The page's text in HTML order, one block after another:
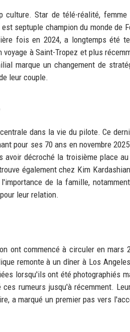
culture. Star de télé-réalité,
septuple champion du monde de
fois en 2024, a longtemps été
à Saint-Tropez et plus
marque un changement de
leur couple.
dans la vie du pilote. Ce
pour ses 70 ans en novembre
décroché la troisième place
également chez Kim
de la famille,
leur relation.
ont commencé à circuler en mars
remonte à un dîner à Los
lorsqu'ils ont été photographiés
rumeurs jusqu'à récemment.
a marqué un premier pas vers